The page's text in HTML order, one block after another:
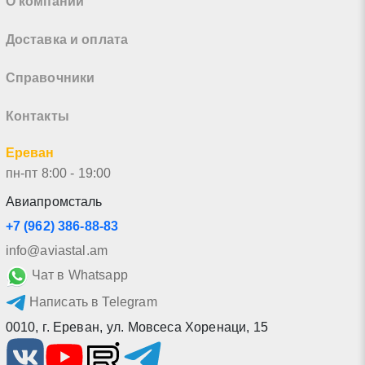
Доставка и оплата
Справочники
Контакты
Ереван
пн-пт 8:00 - 19:00
Авиапромсталь
+7 (962) 386-88-83
info@aviastal.am
Чат в Whatsapp
Написать в Telegram
0010, г. Ереван, ул. Мовсеса Хоренаци, 15